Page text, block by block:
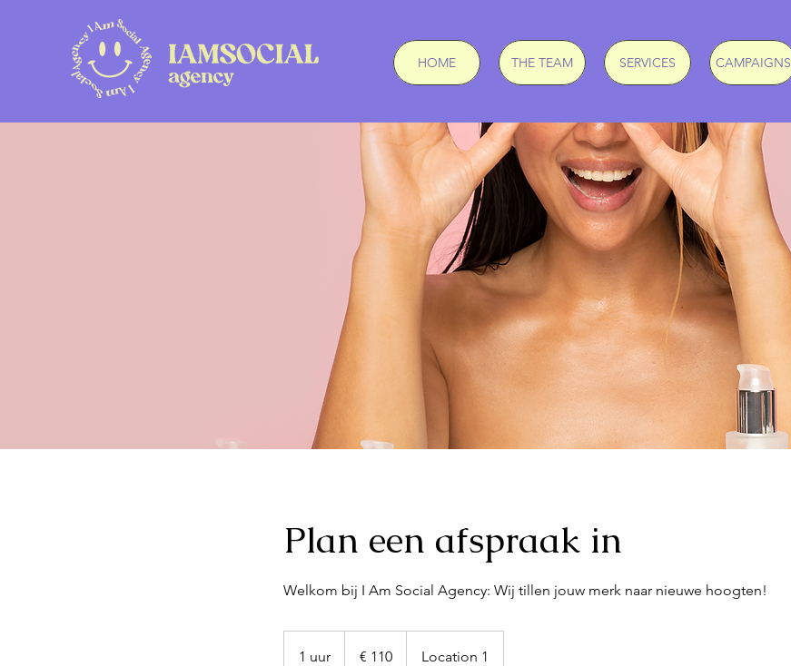
HOME THE TEAM SERVICES CAMPAIGNS
Plan een afspraak in
Welkom bij I Am Social Agency: Wij tillen jouw merk naar nieuwe hoogten!
1 uur € 110 Location 1